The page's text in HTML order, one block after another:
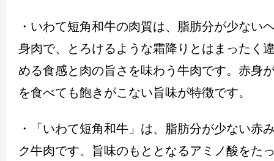
・いわて短角和牛の肉質は、脂肪分が少ない
身肉で、とろけるような霜降りとはまったく
める食感と肉の旨さを味わう牛肉です。赤身
を食べても飽きがこない旨味が特徴です。
・「いわて短角和牛」は、脂肪分が少ない赤
ク牛肉です。旨味のもととなるアミノ酸をた